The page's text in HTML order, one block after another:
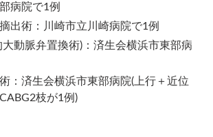
病院で1例
出術：川崎市立川崎病院で1例
大動脈弁置換術)：済生会横浜市東部病
：済生会横浜市東部病院(上行＋近位
枝が1例)